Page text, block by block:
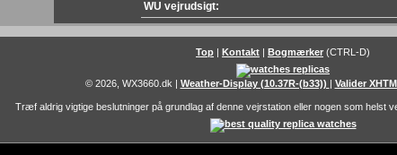
WU vejrudsigt:
Top | Kontakt | Bogmærker (CTRL-D)
© 2026, WX3660.dk | Weather-Display (10.37R-(b33)) | Valider
Træf aldrig vigtige beslutninger på grundlag af denne vejrstation eller nogen som helst